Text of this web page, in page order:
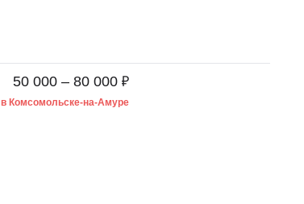
50 000 – 80 000 ₽
в Комсомольске-на-Амуре